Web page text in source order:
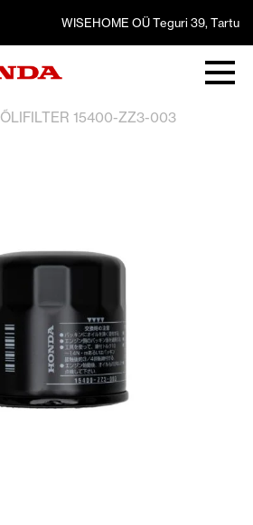
WISEHOME OÜ Teguri 39, Tartu
ÕLIFILTER 15400-ZZ3-003